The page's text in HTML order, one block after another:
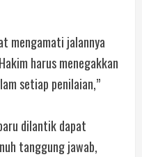
mengamati jalannya
harus menegakkan
setiap penilaian,”
dilantik dapat
tanggung jawab,